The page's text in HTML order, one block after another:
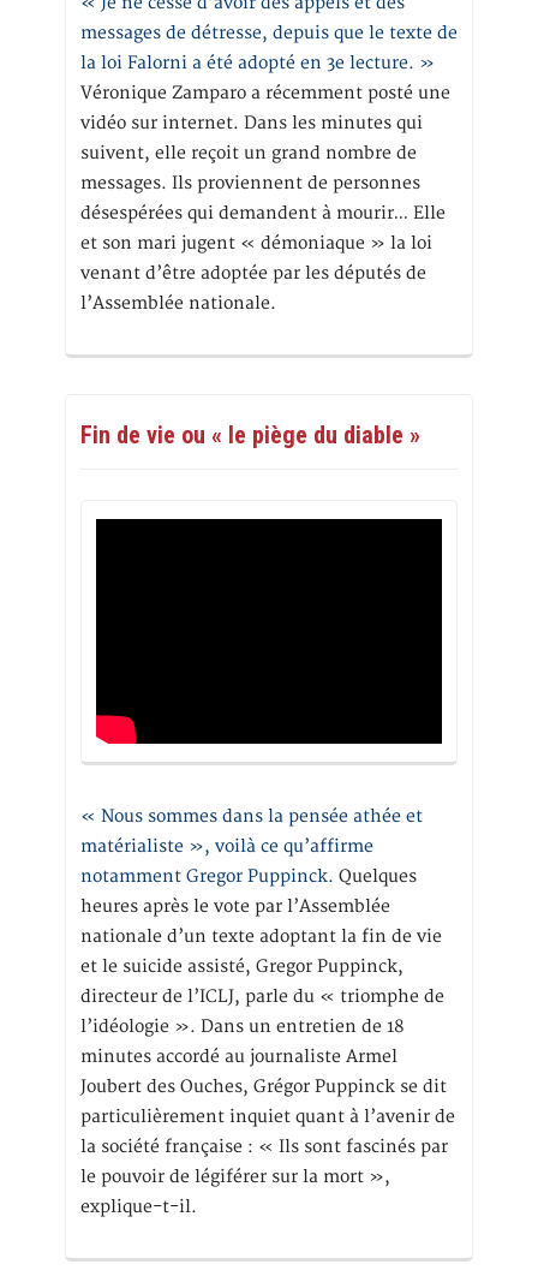
messages de détresse, depuis que le texte de
la loi Falorni a été adopté en 3e lecture. »
Véronique Zamparo a récemment posté une
vidéo sur internet. Dans les minutes qui
suivent, elle reçoit un grand nombre de
messages. Ils proviennent de personnes
désespérées qui demandent à mourir… Elle
et son mari jugent « démoniaque » la loi
venant d’être adoptée par les députés de
l’Assemblée nationale.
Fin de vie ou « le piège du diable »
« Nous sommes dans la pensée athée et
matérialiste », voilà ce qu’affirme
notamment Gregor Puppinck. Quelques
heures après le vote par l’Assemblée
nationale d’un texte adoptant la fin de vie
et le suicide assisté, Gregor Puppinck,
directeur de l’ICLJ, parle du « triomphe de
l’idéologie ». Dans un entretien de 18
minutes accordé au journaliste Armel
Joubert des Ouches, Grégor Puppinck se dit
particulièrement inquiet quant à l’avenir de
la société française : « Ils sont fascinés par
le pouvoir de légiférer sur la mort »,
explique-t-il.